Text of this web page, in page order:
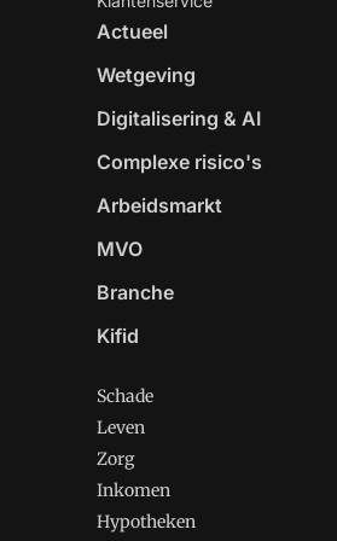
Actueel
Wetgeving
Digitalisering & AI
Complexe risico's
Arbeidsmarkt
MVO
Branche
Kifid
Schade
Leven
Zorg
Inkomen
Hypotheken